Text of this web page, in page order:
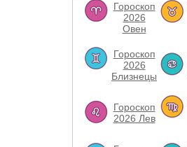
Гороскоп
2026
Овен
Гороскоп
2026
Близнецы
Гороскоп
2026 Лев